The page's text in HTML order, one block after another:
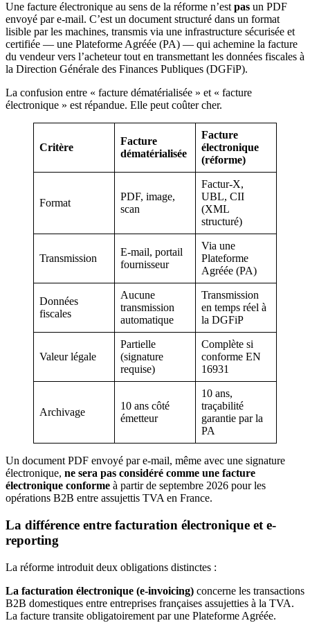
Une facture électronique au sens de la réforme n’est pas un PDF
envoyé par e-mail. C’est un document structuré dans un format
lisible par les machines, transmis via une infrastructure sécurisée et
certifiée — une Plateforme Agréée (PA) — qui achemine la facture
du vendeur vers l’acheteur tout en transmettant les données fiscales à
la Direction Générale des Finances Publiques (DGFiP).
La confusion entre « facture dématérialisée » et « facture
électronique » est répandue. Elle peut coûter cher.
Critère
Facture
dématérialisée
Facture
électronique
(réforme)
Format
PDF, image,
scan
Factur-X,
UBL, CII
(XML
structuré)
Transmission
E-mail, portail
fournisseur
Via une
Plateforme
Agréée (PA)
Données
fiscales
Aucune
transmission
automatique
Transmission
en temps réel à
la DGFiP
Valeur légale
Partielle
(signature
requise)
Complète si
conforme EN
16931
Archivage
10 ans côté
émetteur
10 ans,
traçabilité
garantie par la
PA
Un document PDF envoyé par e-mail, même avec une signature
électronique, ne sera pas considéré comme une facture
électronique conforme à partir de septembre 2026 pour les
opérations B2B entre assujettis TVA en France.
La différence entre facturation électronique et e-
reporting
La réforme introduit deux obligations distinctes :
La facturation électronique (e-invoicing) concerne les transactions
B2B domestiques entre entreprises françaises assujetties à la TVA.
La facture transite obligatoirement par une Plateforme Agréée.